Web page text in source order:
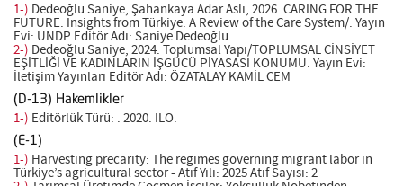
1-) Dedeoğlu Saniye, Şahankaya Adar Aslı, 2026. CARING FOR THE
FUTURE: Insights from Türkiye: A Review of the Care System/. Yayın
Evi: UNDP Editör Adı: Saniye Dedeoğlu
2-) Dedeoğlu Saniye, 2024. Toplumsal Yapı/TOPLUMSAL CİNSİYET
EŞİTLİĞİ VE KADINLARIN İŞGÜCÜ PİYASASI KONUMU. Yayın Evi:
İletişim Yayınları Editör Adı: ÖZATALAY KAMİL CEM
(D-13) Hakemlikler
1-) Editörlük Türü: . 2020. ILO.
(E-1)
1-) Harvesting precarity: The regimes governing migrant labor in
Türkiye’s agricultural sector - Atıf Yılı: 2025 Atıf Sayısı: 2